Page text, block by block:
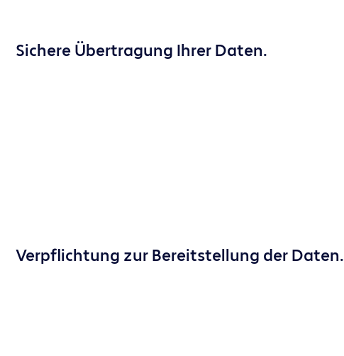
Sichere Übertragung Ihrer Daten.
Verpflichtung zur Bereitstellung der Daten.